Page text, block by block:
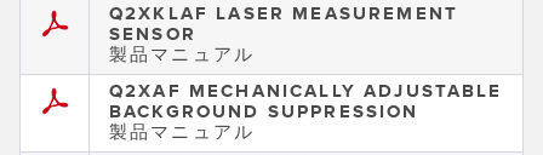
Q2XKLAF LASER MEASUREMENT
SENSOR
製品マニュアル
Q2XAF MECHANICALLY ADJUSTABLE
BACKGROUND SUPPRESSION
製品マニュアル